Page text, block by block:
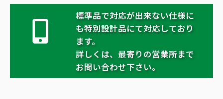
標準品で対応が出来ない仕様に
も特別設計品にて対応しており
ます。
詳しくは、最寄りの営業所まで
お問い合わせ下さい。